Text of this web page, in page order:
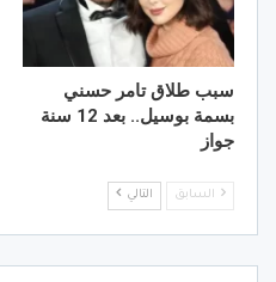
سبب طلاق تامر حسني
بسمة بوسيل.. بعد 12 سنة
جواز
السابق التالي